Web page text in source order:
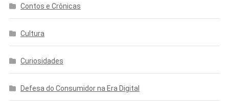
Contos e Crônicas
Cultura
Curiosidades
Defesa do Consumidor na Era Digital